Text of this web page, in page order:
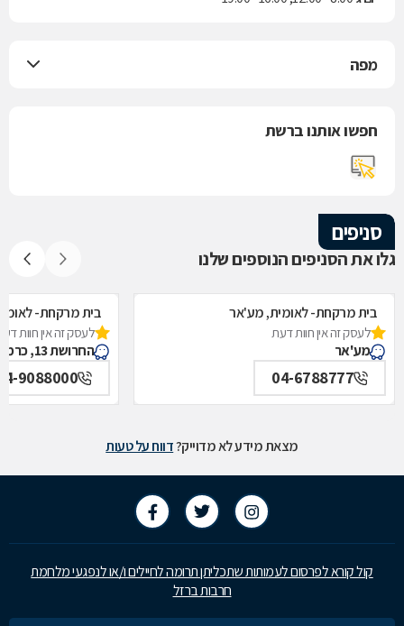
מפה
חפשו אותנו ברשת
סניפים
גלו את הסניפים הנוספים שלנו
בית מרקחת- לאומית, מע'אר
לעסק זה אין חוות דעת
מע'אר
04-6788777
בית מרקחת-
לעסק זה אין חוות
החרושת 13, כרמיאל
9088000
מצאת מידע לא מדוייק?דווח על טעות
קול קורא לפרסום לעמותות שתכליתן תרומה לחיילים ו/או לנפגעי מלחמת
חרבות ברזל